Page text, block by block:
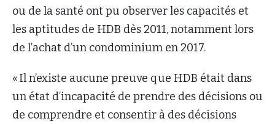
ou de la santé ont pu observer les capacités et
les aptitudes de HDB dès 2011, notamment lors
de l’achat d’un condominium en 2017.
« Il n’existe aucune preuve que HDB était dans
un état d’incapacité de prendre des décisions ou
de comprendre et consentir à des décisions